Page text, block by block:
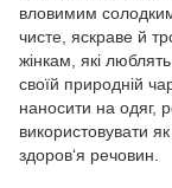
вловимим
чисте, яскраве й
жінкам, які
своїй природній
наносити на одяг,
використовувати
здоров‘я речовин.